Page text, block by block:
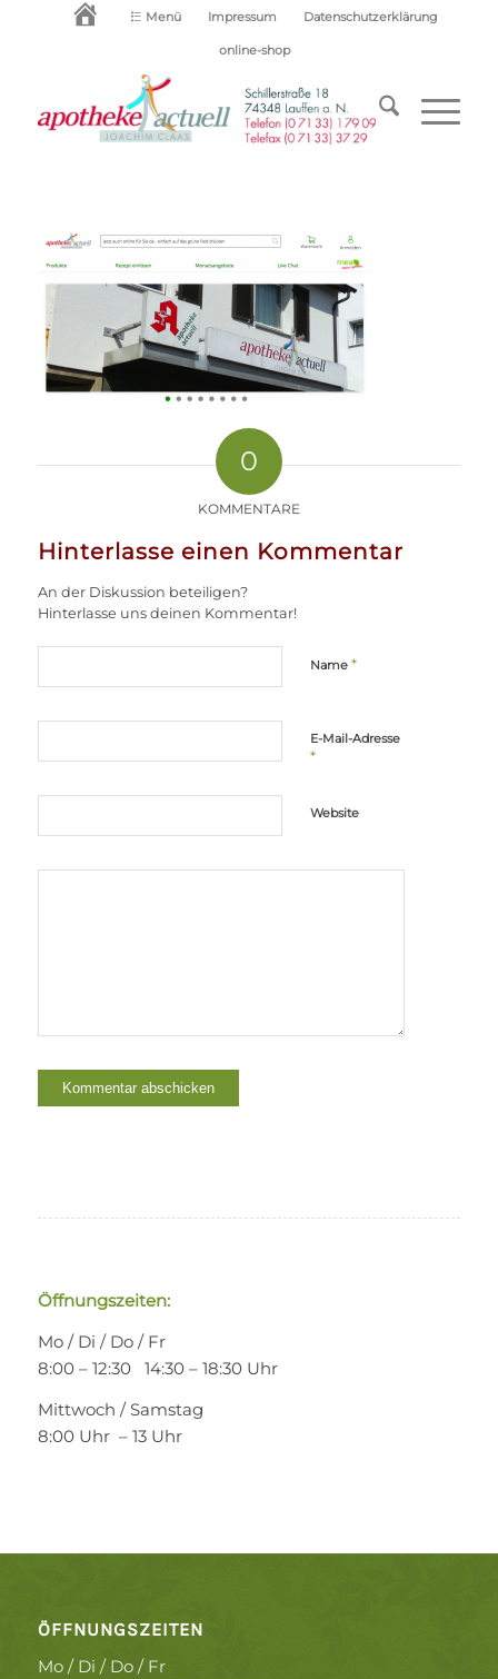
StartseiteMenü Impressum Datenschutzerklärung
online-shop
0
KOMMENTARE
Hinterlasse einen Kommentar
An der Diskussion beteiligen?
Hinterlasse uns deinen Kommentar!
Name *
E-Mail-Adresse
*
Website
Öffnungszeiten:
Mo / Di / Do / Fr
8:00 – 12:30 14:30 – 18:30 Uhr
Mittwoch / Samstag
8:00 Uhr – 13 Uhr
ÖFFNUNGSZEITEN
Mo / Di / Do / Fr